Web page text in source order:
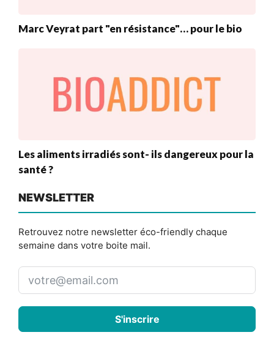
Marc Veyrat part "en résistance"… pour le bio
Les aliments irradiés sont- ils dangereux pour la
santé ?
NEWSLETTER
Retrouvez notre newsletter éco-friendly chaque
semaine dans votre boite mail.
S'inscrire